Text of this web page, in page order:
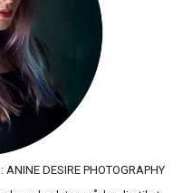
ANINE DESIRE PHOTOGRAPHY